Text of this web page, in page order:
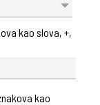
kao slova, +,
kao